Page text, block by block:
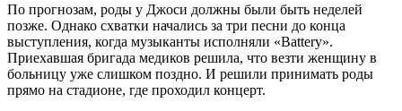
По прогнозам, роды у Джоси должны были быть неделей
позже. Однако схватки начались за три песни до конца
выступления, когда музыканты исполняли «Battery».
Приехавшая бригада медиков решила, что везти женщину в
больницу уже слишком поздно. И решили принимать роды
прямо на стадионе, где проходил концерт.